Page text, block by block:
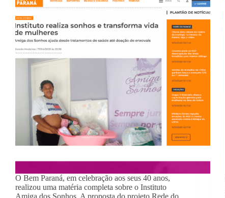
O Bem Paraná, em celebração aos seus 40 anos,
realizou uma matéria completa sobre o Instituto
Amiga dos Sonhos. A proposta do projeto Rede do